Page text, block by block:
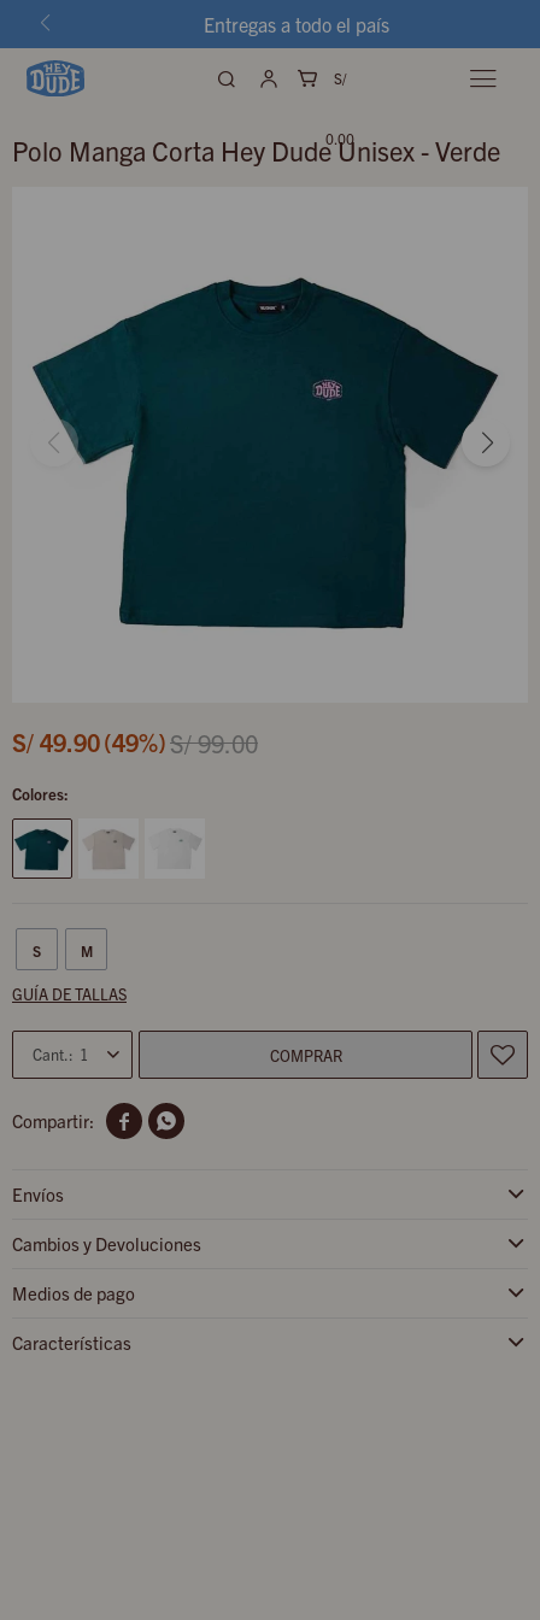
Entregas a todo el país
S/
0.00

Polo Manga Corta Hey Dude Unisex - Verde
S/ 49.90 49 S/ 99.00
Colores:
S M
GUÍA DE TALLAS
1 COMPRAR
 
Envíos
Cambios y Devoluciones
Medios de pago
Características